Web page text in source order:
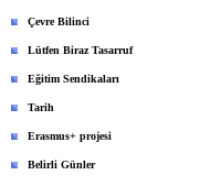
Çevre Bilinci
Lütfen Biraz Tasarruf
Eğitim Sendikaları
Tarih
Erasmus+ projesi
Belirli Günler